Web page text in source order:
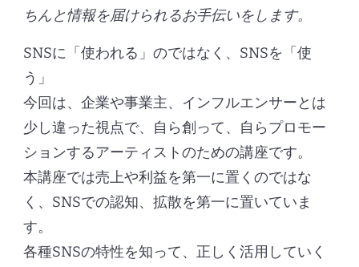
ちんと情報を届けられるお手伝いをします。
SNSに「使われる」のではなく、SNSを「使
う」
今回は、企業や事業主、インフルエンサーとは
少し違った視点で、自ら創って、自らプロモー
ションするアーティストのための講座です。
本講座では売上や利益を第一に置くのではな
く、SNSでの認知、拡散を第一に置いていま
す。
各種SNSの特性を知って、正しく活用していく